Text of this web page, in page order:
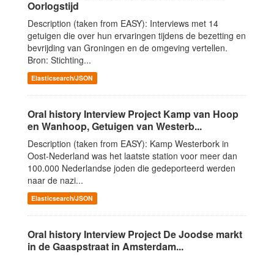
Oorlogstijd
Description (taken from EASY): Interviews met 14
getuigen die over hun ervaringen tijdens de bezetting en
bevrijding van Groningen en de omgeving vertellen.
Bron: Stichting...
Elasticsearch/JSON
Oral history Interview Project Kamp van Hoop
en Wanhoop, Getuigen van Westerb...
Description (taken from EASY): Kamp Westerbork in
Oost-Nederland was het laatste station voor meer dan
100.000 Nederlandse joden die gedeporteerd werden
naar de nazi...
Elasticsearch/JSON
Oral history Interview Project De Joodse markt
in de Gaaspstraat in Amsterdam...